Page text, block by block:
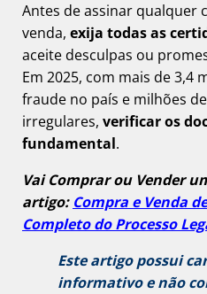
Antes de assinar qualquer
venda, exija todas as
aceite desculpas ou
Em 2025, com mais de 3,4
fraude no país e milhões
irregulares, verificar os
fundamental.
Vai Comprar ou Vender
artigo: Compra e Venda
Completo do Processo
Este artigo possui
informativo e não